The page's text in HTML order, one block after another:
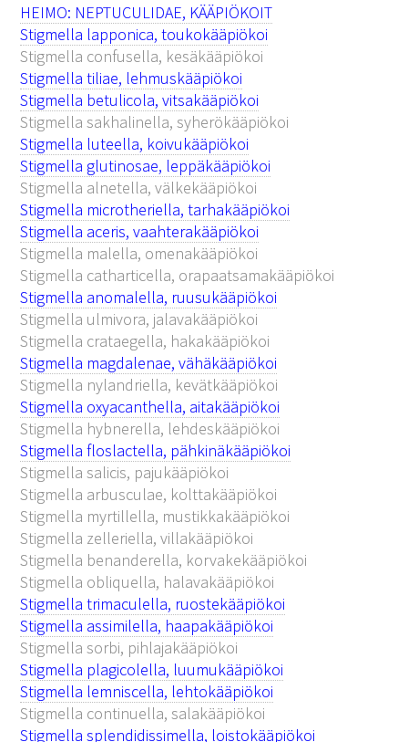
HEIMO: NEPTUCULIDAE, KÄÄPIÖKOIT
Stigmella lapponica, toukokääpiökoi
Stigmella confusella, kesäkääpiökoi
Stigmella tiliae, lehmuskääpiökoi
Stigmella betulicola, vitsakääpiökoi
Stigmella sakhalinella, syherökääpiökoi
Stigmella luteella, koivukääpiökoi
Stigmella glutinosae, leppäkääpiökoi
Stigmella alnetella, välkekääpiökoi
Stigmella microtheriella, tarhakääpiökoi
Stigmella aceris, vaahterakääpiökoi
Stigmella malella, omenakääpiökoi
Stigmella catharticella, orapaatsamakääpiökoi
Stigmella anomalella, ruusukääpiökoi
Stigmella ulmivora, jalavakääpiökoi
Stigmella crataegella, hakakääpiökoi
Stigmella magdalenae, vähäkääpiökoi
Stigmella nylandriella, kevätkääpiökoi
Stigmella oxyacanthella, aitakääpiökoi
Stigmella hybnerella, lehdeskääpiökoi
Stigmella floslactella, pähkinäkääpiökoi
Stigmella salicis, pajukääpiökoi
Stigmella arbusculae, kolttakääpiökoi
Stigmella myrtillella, mustikkakääpiökoi
Stigmella zelleriella, villakääpiökoi
Stigmella benanderella, korvakekääpiökoi
Stigmella obliquella, halavakääpiökoi
Stigmella trimaculella, ruostekääpiökoi
Stigmella assimilella, haapakääpiökoi
Stigmella sorbi, pihlajakääpiökoi
Stigmella plagicolella, luumukääpiökoi
Stigmella lemniscella, lehtokääpiökoi
Stigmella continuella, salakääpiökoi
Stigmella splendidissimella, loistokääpiökoi